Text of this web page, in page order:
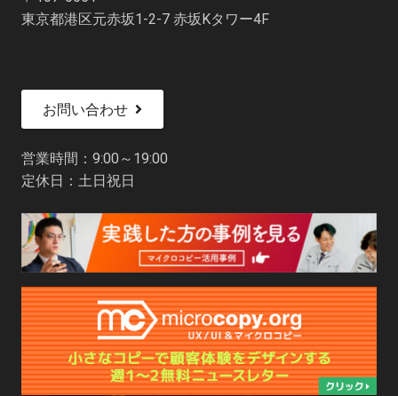
東京都港区元赤坂1-2-7 赤坂Kタワー4F
お問い合わせ
営業時間：9:00～19:00
定休日：土日祝日